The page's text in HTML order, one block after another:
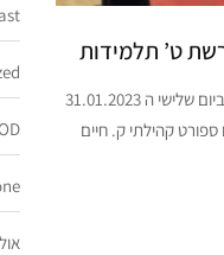
ט’ תלמידות
חט”ב אפק ק. ביאליק אלופת מחוז חיפה בכדורשת ט’ תלמידות ביום שלישי ה 31.01.2023
קהילתי ק. חיים